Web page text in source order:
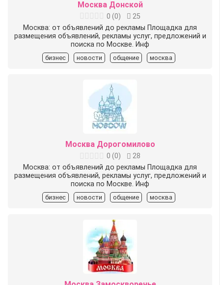
Москва Донской
0 (0)
25
Москва: от объявлений до рекламы Площадка для
размещения объявлений, рекламы услуг, предложений и
поиска по Москве. Инф
бизнес новости общение москва
Москва Дорогомилово
0 (0)
28
Москва: от объявлений до рекламы Площадка для
размещения объявлений, рекламы услуг, предложений и
поиска по Москве. Инф
бизнес новости общение москва